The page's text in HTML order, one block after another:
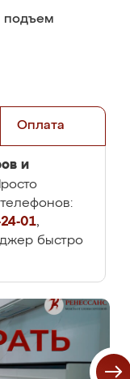
подъем
Оплата
и
01,
быстро